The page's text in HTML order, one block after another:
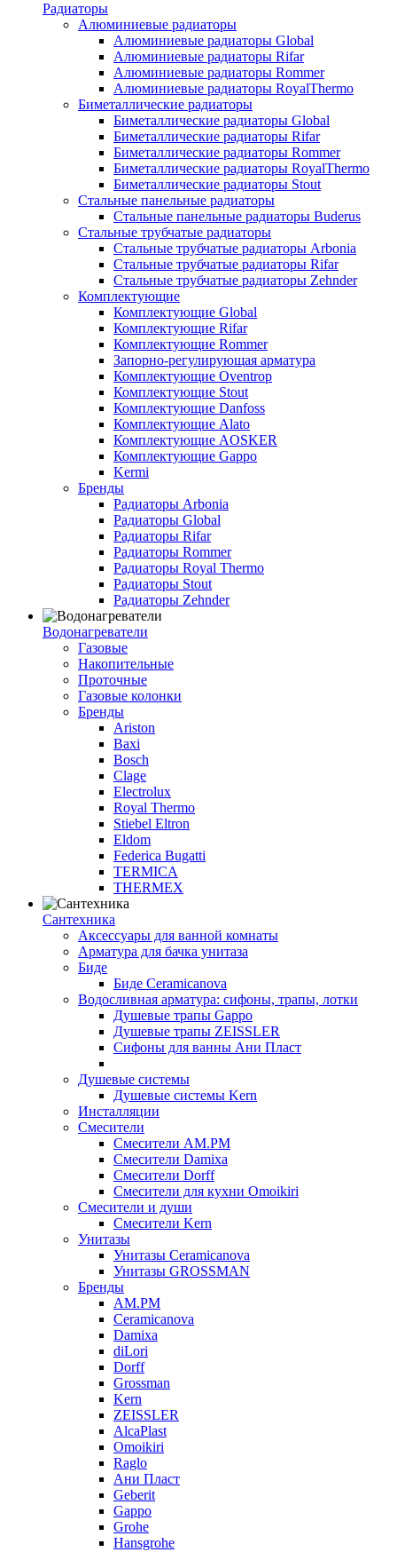
Радиаторы
Алюминиевые радиаторы
Алюминиевые радиаторы Global
Алюминиевые радиаторы Rifar
Алюминиевые радиаторы Rommer
Алюминиевые радиаторы RoyalThermo
Биметаллические радиаторы
Биметаллические радиаторы Global
Биметаллические радиаторы Rifar
Биметаллические радиаторы Rommer
Биметаллические радиаторы RoyalThermo
Биметаллические радиаторы Stout
Стальные панельные радиаторы
Стальные панельные радиаторы Buderus
Стальные трубчатые радиаторы
Стальные трубчатые радиаторы Arbonia
Стальные трубчатые радиаторы Rifar
Стальные трубчатые радиаторы Zehnder
Комплектующие
Комплектующие Global
Комплектующие Rifar
Комплектующие Rommer
Запорно-регулирующая арматура
Комплектующие Oventrop
Комплектующие Stout
Комплектующие Danfoss
Комплектующие Alato
Комплектующие AOSKER
Комплектующие Gappo
Kermi
Бренды
Радиаторы Arbonia
Радиаторы Global
Радиаторы Rifar
Радиаторы Rommer
Радиаторы Royal Thermo
Радиаторы Stout
Радиаторы Zehnder
Водонагреватели
Газовые
Накопительные
Проточные
Газовые колонки
Бренды
Ariston
Baxi
Bosch
Clage
Electrolux
Royal Thermo
Stiebel Eltron
Eldom
Federica Bugatti
TERMICA
THERMEX
Сантехника
Аксессуары для ванной комнаты
Арматура для бачка унитаза
Биде
Биде Ceramicanova
Водосливная арматура: сифоны, трапы, лотки
Душевые трапы Gappo
Душевые трапы ZEISSLER
Сифоны для ванны Ани Пласт
Душевые системы
Душевые системы Kern
Инсталляции
Смесители
Смесители AM.PM
Смесители Damixa
Смесители Dorff
Смесители для кухни Omoikiri
Смесители и души
Смесители Kern
Унитазы
Унитазы Ceramicanova
Унитазы GROSSMAN
Бренды
AM.PM
Ceramicanova
Damixa
diLori
Dorff
Grossman
Kern
ZEISSLER
AlcaPlast
Omoikiri
Raglo
Ани Пласт
Geberit
Gappo
Grohe
Hansgrohe